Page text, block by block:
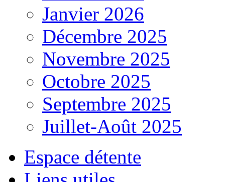
Janvier 2026
Décembre 2025
Novembre 2025
Octobre 2025
Septembre 2025
Juillet-Août 2025
Espace détente